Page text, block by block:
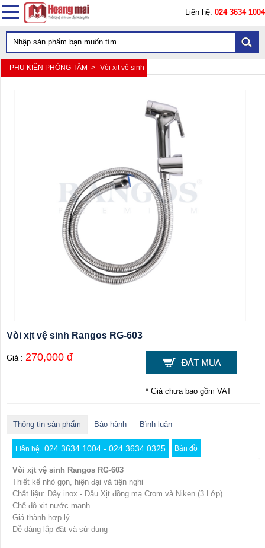
Liên hệ: 024 3634 1004
PHỤ KIỆN PHÒNG TẮM > Vòi xịt vệ sinh
Vòi xịt vệ sinh Rangos RG-603
Giá : 270,000 đ
* Giá chưa bao gồm VAT
Thông tin sản phẩm Bảo hành Bình luận
Liên hệ 024 3634 1004 - 024 3634 0325 Bản đồ
Vòi xịt vệ sinh Rangos RG-603
Thiết kế nhỏ gọn, hiện đại và tiện nghi
Chất liệu: Dây inox - Đầu Xịt đồng mạ Crom và Niken (3 Lớp)
Chế độ xịt nước mạnh
Giá thành hợp lý
Dễ dàng lắp đặt và sử dụng